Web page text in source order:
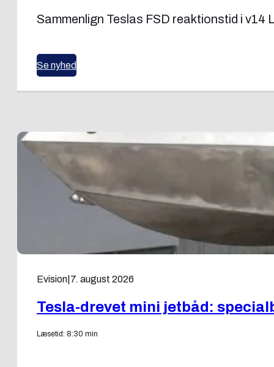
Sammenlign Teslas FSD reaktionstid i
Se nyhed
Evision 7. august 2026
Tesla-drevet mini jetbåd:
Læsetid: 8:30 min